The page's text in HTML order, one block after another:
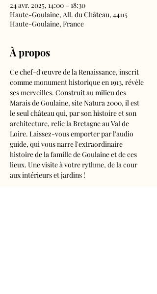
24 avr. 2025, 14:00 – 18:30
Haute-Goulaine, All. du Château, 44115
Haute-Goulaine, France
À propos
Ce chef-d'œuvre de la Renaissance, inscrit
comme monument historique en 1913, révèle
ses merveilles. Construit au milieu des
Marais de Goulaine, site Natura 2000, il est
le seul château qui, par son histoire et son
architecture, relie la Bretagne au Val de
Loire. Laissez-vous emporter par l'audio
guide, qui vous narre l'extraordinaire
histoire de la famille de Goulaine et de ces
lieux. Une visite à votre rythme, de la cour
aux intérieurs et jardins !